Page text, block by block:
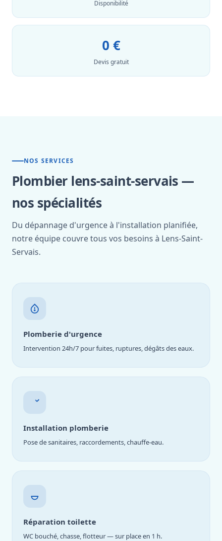
Disponibilité
0 €
Devis gratuit
NOS SERVICES
Plombier lens-saint-servais —
nos spécialités
Du dépannage d'urgence à l'installation planifiée,
notre équipe couvre tous vos besoins à Lens-Saint-
Servais.
Plomberie d'urgence
Intervention 24h/7 pour fuites, ruptures, dégâts des eaux.
Installation plomberie
Pose de sanitaires, raccordements, chauffe-eau.
Réparation toilette
WC bouché, chasse, flotteur — sur place en 1 h.